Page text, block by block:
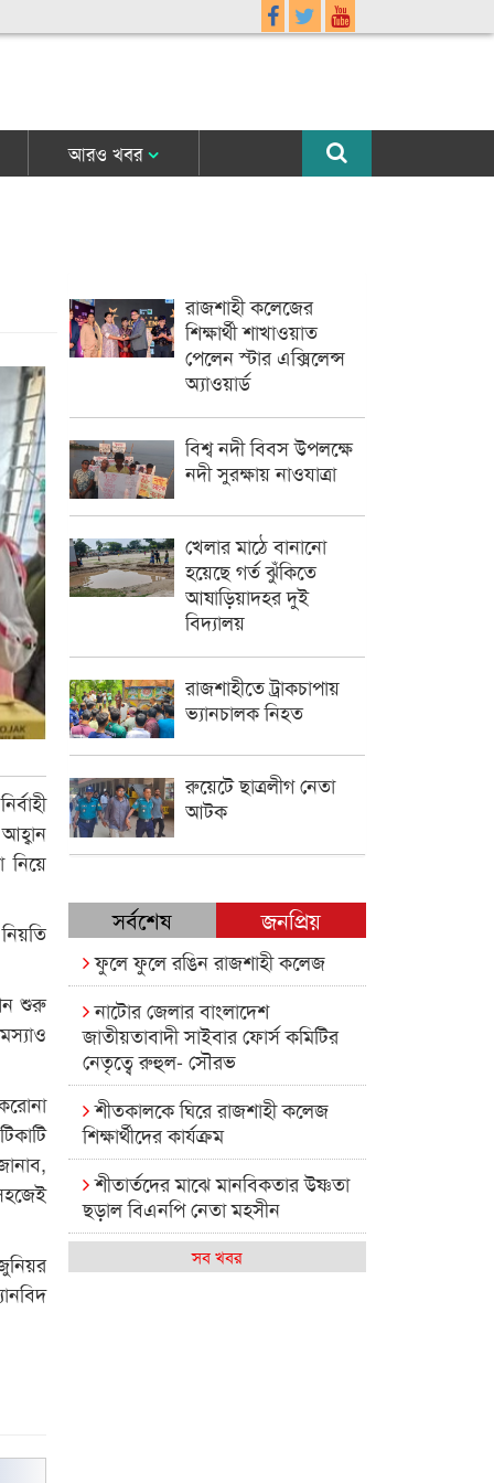
আরও খবর
নিয়ে
শুরু
রাজশাহী কলেজের
শিক্ষার্থী শাখাওয়াত
পেলেন স্টার এক্সিলেন্স
অ্যাওয়ার্ড
বিশ্ব নদী বিবস উপলক্ষে
নদী সুরক্ষায় নাওযাত্রা
খেলার মাঠে বানানো
হয়েছে গর্ত ঝুঁকিতে
আষাড়িয়াদহর দুই
বিদ্যালয়
রাজশাহীতে ট্রাকচাপায়
ভ্যানচালক নিহত
রুয়েটে ছাত্রলীগ নেতা
আটক
সর্বশেষ জনপ্রিয়
ফুলে ফুলে রঙিন রাজশাহী কলেজ
নাটোর জেলার বাংলাদেশ
জাতীয়তাবাদী সাইবার ফোর্স কমিটির
নেতৃত্বে রুহুল- সৌরভ
শীতকালকে ঘিরে রাজশাহী কলেজ
শিক্ষার্থীদের কার্যক্রম
শীতার্তদের মাঝে মানবিকতার উষ্ণতা
ছড়াল বিএনপি নেতা মহসীন
রাজশাহী কলেজের মিষ্টি বিকেল
সব খবর